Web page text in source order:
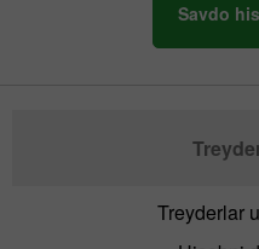
Savdo
Treyderlar